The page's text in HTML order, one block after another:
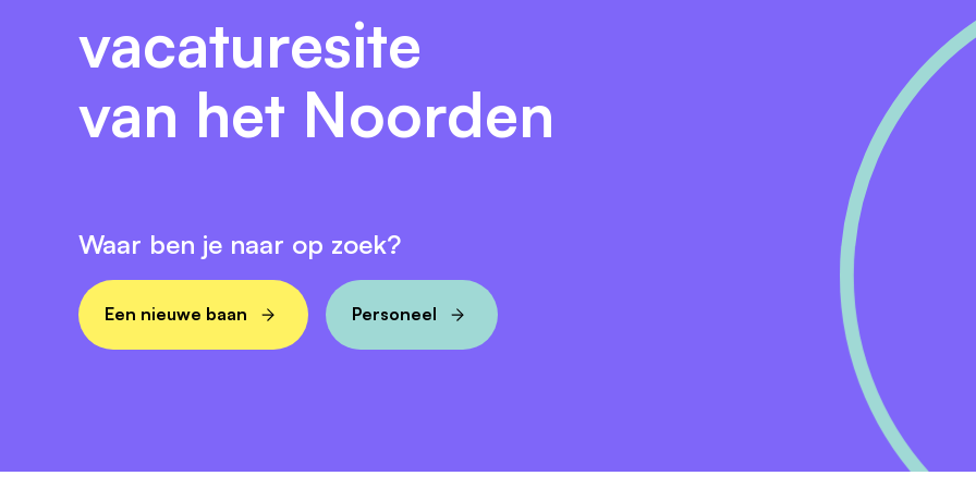
benieuwd naar wat we je nog meer te bieden hebben? Klik
vacaturesite
van het Noorden
Waar ben je naar op zoek?
Een nieuwe baan Personeel